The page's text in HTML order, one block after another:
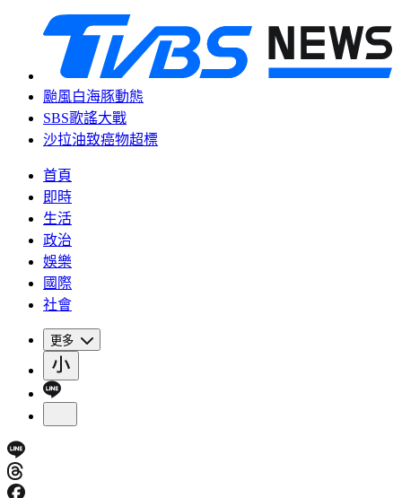
颱風白海豚動態
SBS歌謠大戰
沙拉油致癌物超標
首頁
即時
生活
政治
娛樂
國際
社會
更多